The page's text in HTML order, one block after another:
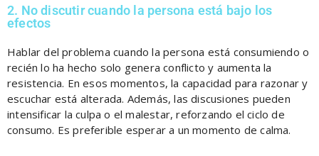
2. No discutir cuando la persona está bajo los
efectos
Hablar del problema cuando la persona está consumiendo o
recién lo ha hecho solo genera conflicto y aumenta la
resistencia. En esos momentos, la capacidad para razonar y
escuchar está alterada. Además, las discusiones pueden
intensificar la culpa o el malestar, reforzando el ciclo de
consumo. Es preferible esperar a un momento de calma.